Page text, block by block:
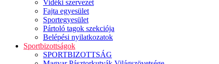
Vidéki szervezet
Fajta egyesület
Sportegyesület
Pártoló tagok szekciója
Belépési nyilatkozatok
Sportbizottságok
SPORTBIZOTTSÁG